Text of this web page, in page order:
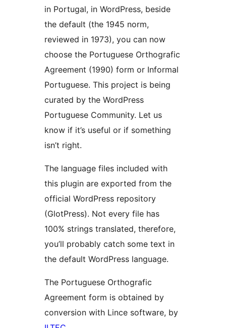
in Portugal, in WordPress, beside
the default (the 1945 norm,
reviewed in 1973), you can now
choose the Portuguese Orthografic
Agreement (1990) form or Informal
Portuguese. This project is being
curated by the WordPress
Portuguese Community. Let us
know if it’s useful or if something
isn’t right.
The language files included with
this plugin are exported from the
official WordPress repository
(GlotPress). Not every file has
100% strings translated, therefore,
you’ll probably catch some text in
the default WordPress language.
The Portuguese Orthografic
Agreement form is obtained by
conversion with Lince software, by